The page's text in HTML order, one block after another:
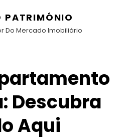
PATRIMÓNIO
Do Mercado Imobiliário
Descubra
Aqui